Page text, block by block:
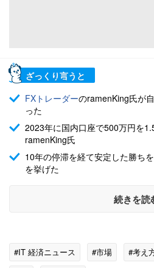
ざっくり言うと
FX トレーダーのramenKing氏が
った
2023年に国内口座で500万円を
ramenKing氏
10年の停滞を経て安定した勝ち
を挙げた
続きを読
#IT 経済ニュース #市場 #考え